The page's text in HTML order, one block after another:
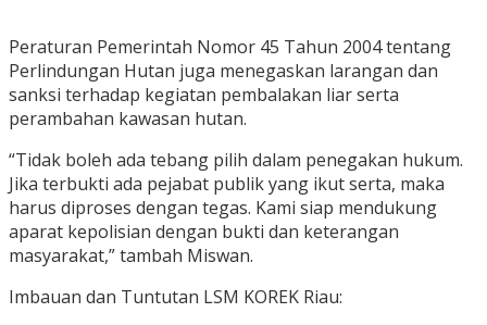
Peraturan Pemerintah Nomor 45 Tahun 2004 tentang
Perlindungan Hutan juga menegaskan larangan dan
sanksi terhadap kegiatan pembalakan liar serta
perambahan kawasan hutan.
“Tidak boleh ada tebang pilih dalam penegakan hukum.
Jika terbukti ada pejabat publik yang ikut serta, maka
harus diproses dengan tegas. Kami siap mendukung
aparat kepolisian dengan bukti dan keterangan
masyarakat,” tambah Miswan.
Imbauan dan Tuntutan LSM KOREK Riau: